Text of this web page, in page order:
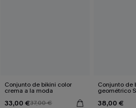
Conjunto de bikini color
crema a la moda
33,00 €37,00 €
Conjunto de
geométrico
38,00 €